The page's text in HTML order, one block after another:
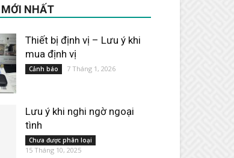
NHẤT
Thiết bị định vị – Lưu ý khi
mua định vị
Cảnh báo 7 Tháng 1, 2026
Lưu ý khi nghi ngờ ngoại
tình
Chưa được phân loại
15 Tháng 10, 2025